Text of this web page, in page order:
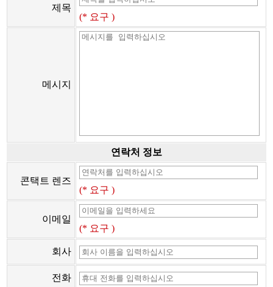
제목
(* 요구 )
메시지
연락처 정보
콘택트 렌즈
(* 요구 )
이메일
(* 요구 )
회사
전화